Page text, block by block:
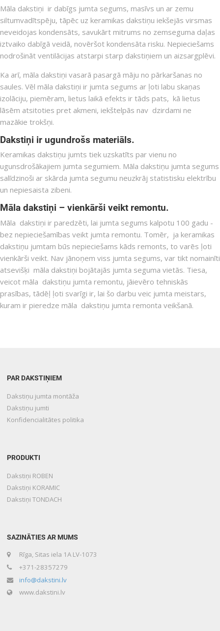
Māla dakstiņi ir dabīgs jumta segums, masīvs un ar zemu
siltumvadītspēju, tāpēc uz keramikas dakstiņu iekšejās virsmas
neveidojas kondensāts, savukārt mitrums no zemseguma daļas
iztvaiko dabīgā veidā, novēršot kondensāta risku. Nepieciešams
nodrošināt ventilācijas atstarpi starp dakstiņiem un aizsargplēvi.
Ka arī, māla dakstiņi vasarā pasargā māju no pārkaršanas no
saules. Vēl māla dakstiņi ir jumta segums ar ļoti labu skaņas
izolāciju, piemēram, lietus laikā efekts ir tāds pats, kā lietus
lāsēm atsitoties pret akmeni, iekštelpās nav dzirdami ne
mazākie trokšņi.
Dakstiņi ir ugundrošs materiāls.
Keramikas dakstiņu jumts tiek uzskatīts par vienu no
ugunsdrošākajiem jumta segumiem. Māla dakstiņu jumta segums
salīdzinoši ar skārda jumta segumu neuzkrāj statistisku elektrību
un nepiesaista zibeni.
Māla dakstiņi – vienkārši veikt remontu.
Māla dakstiņi ir paredzēti, lai jumta segums kalpotu 100 gadu -
bez nepieciešamības veikt jumta remontu. Tomēr, ja keramikas
dakstiņu jumtam būs nepieciešams kāds remonts, to varēs ļoti
vienkārši veikt. Nav jānoņem viss jumta segums, var tikt nomainīti
atsevišķi māla dakstiņi bojātajās jumta seguma vietās. Tiesa,
veicot māla dakstiņu jumta remontu, jāievēro tehniskās
prasības, tādēļ ļoti svarīgi ir, lai šo darbu veic jumta meistars,
kuram ir pieredze māla dakstiņu jumta remonta veikšanā.
PAR DAKSTIŅIEM
Dakstiņu jumta montāža
Dakstiņu jumti
Konfidencialitātes politika
PRODUKTI
Dakstiņi ROBEN
Dakstiņi KORAMIC
Dakstiņi TONDACH
SAZINĀTIES AR MUMS
Rīga, Sitas iela 1A LV-1073
+371-28357279
info@dakstini.lv
www.dakstini.lv